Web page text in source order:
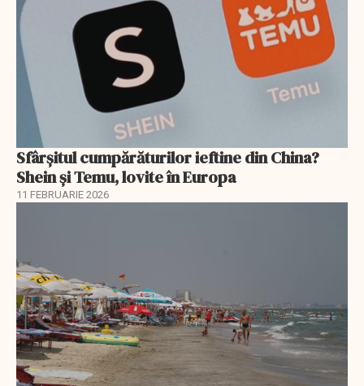
Sfârșitul cumpărăturilor ieftine din China?
Shein și Temu, lovite în Europa
11 FEBRUARIE 2026